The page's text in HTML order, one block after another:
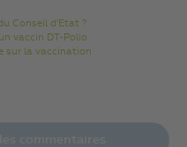
Conseil d’Etat ?
vaccin DT-Polio
sur la vaccination